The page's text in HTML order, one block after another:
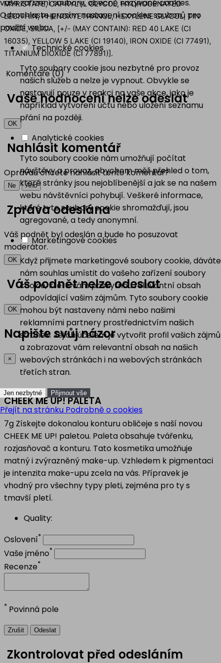
MYRISTATE, CAPRYLYL GLYCOL, HYDROGENATED
LECITHIN, PHENOXYETHANOL, HEXYLENE GLYCOL, TIN
OXIDE, SILICA, [+/- (MAY CONTAIN): RED 40 LAKE (CI
16035), YELLOW 5 LAKE (CI 19140), IRON OXIDE (CI 77491),
TITANIUM DIOXIDE (CI 77891)].
Komentáře (0)
Vaše hodnocení nelze odeslat
OK
Nahlásit komentář
Opravdu chcete nahlásit tento komentář?
Ne Ano
Zpráva odeslána
Váš podnět byl odeslán a bude ho posuzovat
moderátor.
OK
Váš podnět nelze odeslat
OK
Napište svůj názor
×
CHEEK ME UP! PALETA
7g Získejte dokonalou konturu obličeje s naší novou
CHEEK ME UP! paletou. Paleta obsahuje tvářenku,
rozjasňovač a konturu. Tato kosmetika umožňuje
matný i zvýrazněný make-up. Vzhledem k pigmentaci
je intenzita make-upu zcela na vás. Přípravek je
vhodný pro všechny typy pleti, zejména pro ty s
tmavší pletí.
Quality:
Oslovení*
Vaše jméno*
Recenze*
* Povinná pole
Zrušit Odeslat
Zkontrolovat před odesláním
vaše zařízení soubory, obecně nazývané cookies.
Odsouhlaste prosím nastavení cookies souborů pro
použití webu.
Technické cookies
Tyto soubory cookie jsou nezbytné pro provoz
našich služeb a nelze je vypnout. Obvykle se
nastavují pouze v reakci na vaše akce, jako je
například vytvoření účtu nebo uložení seznamu
přání na později.
Analytické cookies
Tyto soubory cookie nám umožňují počítat
návštěvy a provoz, abychom měli přehled o tom,
které stránky jsou nejoblíbenější a jak se na našem
webu návštěvníci pohybují. Veškeré informace,
které tyto soubory cookie shromažďují, jsou
agregované, a tedy anonymní.
Marketingové cookies
Když přijmete marketingové soubory cookie, dáváte
nám souhlas umístit do vašeho zařízení soubory
cookie, které vám poskytnou relevantní obsah
odpovídající vašim zájmům. Tyto soubory cookie
mohou být nastaveny námi nebo našimi
reklamními partnery prostřednictvím našich
stránek. Jejich účelem je vytvořit profil vašich zájmů
a zobrazovat vám relevantní obsah na našich
webových stránkách i na webových stránkách
třetích stran.
Jen nezbytné Přijmout vše
Přejít na stránku Podrobně o cookies